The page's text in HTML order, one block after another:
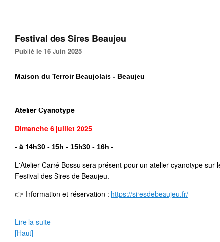
Festival des Sires Beaujeu
Publié le 16 Juin 2025
Maison du Terroir Beaujolais - Beaujeu
Atelier Cyanotype
Dimanche 6 juillet 2025
- à 14h30 - 15h - 15h30 - 16h -
L'Atelier Carré Bossu sera présent pour un atelier cyanotype sur
Festival des Sires de Beaujeu.
👉 Information et réservation : https://siresdebeaujeu.fr/
Lire la suite
[Haut]